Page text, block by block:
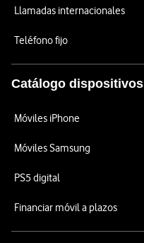
Llamadas internacionales
Teléfono fijo
Catálogo dispositivos
Móviles iPhone
Móviles Samsung
PS5 digital
Financiar móvil a plazos